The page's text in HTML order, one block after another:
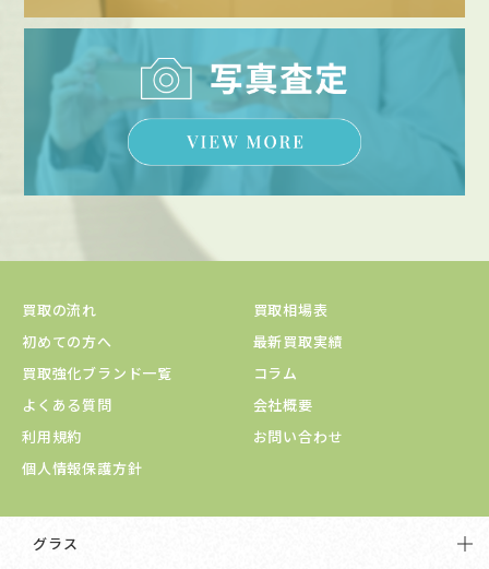
買取の流れ
買取相場表
初めての方へ
最新買取実績
買取強化ブランド一覧
コラム
よくある質問
会社概要
利用規約
お問い合わせ
個人情報保護方針
グラス